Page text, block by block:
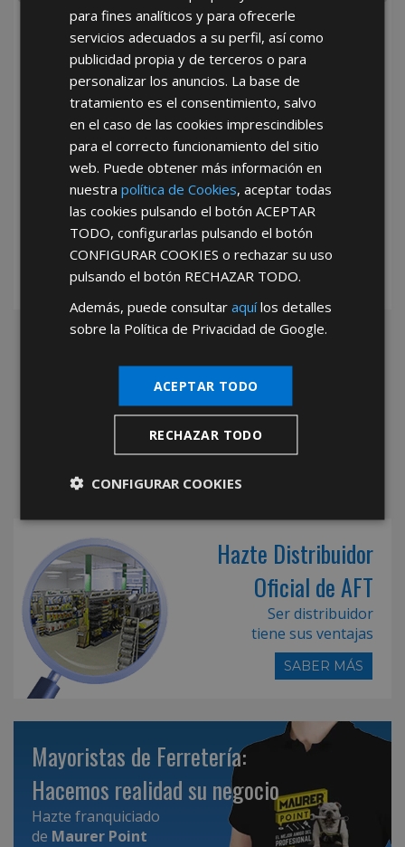
He leído y acepto la Política de Privacidad
*Abstenerse particulares, sólo venta a tiendas y empresas minoristas y
Hazte Distribuidor
Oficial de AFT
Ser distribuidor
tiene sus ventajas
SABER MÁS
Mayoristas de Ferretería:
Hacemos realidad su negocio
Hazte franquiciado
de Maurer Point
para fines analíticos y para ofrecerle
servicios adecuados a su perfil, así como
publicidad propia y de terceros o para
personalizar los anuncios. La base de
tratamiento es el consentimiento, salvo
en el caso de las cookies imprescindibles
para el correcto funcionamiento del sitio
web. Puede obtener más información en
nuestrapolítica de Cookies, aceptar todas
las cookies pulsando el botónACEPTAR
TODO, configurarlas pulsando el botón
CONFIGURAR COOKIES o rechazar su uso
pulsando el botón RECHAZAR TODO.
Además, puede consultaraquílos detalles
sobre la Política de Privacidad de Google.
ACEPTAR TODO
RECHAZAR TODO
CONFIGURAR COOKIES